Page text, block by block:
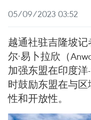
05/09/2023 03:52
越通社驻吉隆坡
尔·易卜拉欣（
加强东盟在印度
时鼓励东盟在与
性和开放性。